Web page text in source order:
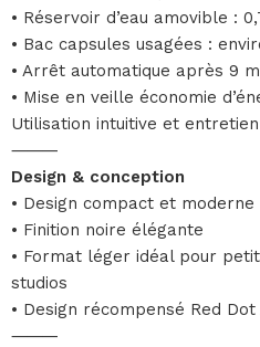
• Réservoir d’eau amovible :
• Bac capsules usagées :
• Arrêt automatique après 9
• Mise en veille économie
Utilisation intuitive et
⸻
Design & conception
• Design compact et moderne
• Finition noire élégante
• Format léger idéal pour
studios
• Design récompensé Red
⸻